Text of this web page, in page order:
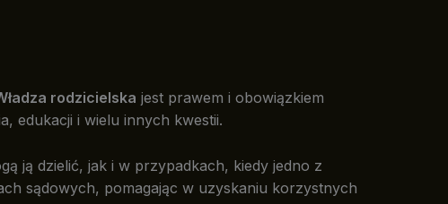
rodzicielska jest prawem i obowiązkiem
edukacji i wielu innych kwestii.
ją dzielić, jak i w przypadkach, kiedy jedno z
sądowych, pomagając w uzyskaniu korzystnych